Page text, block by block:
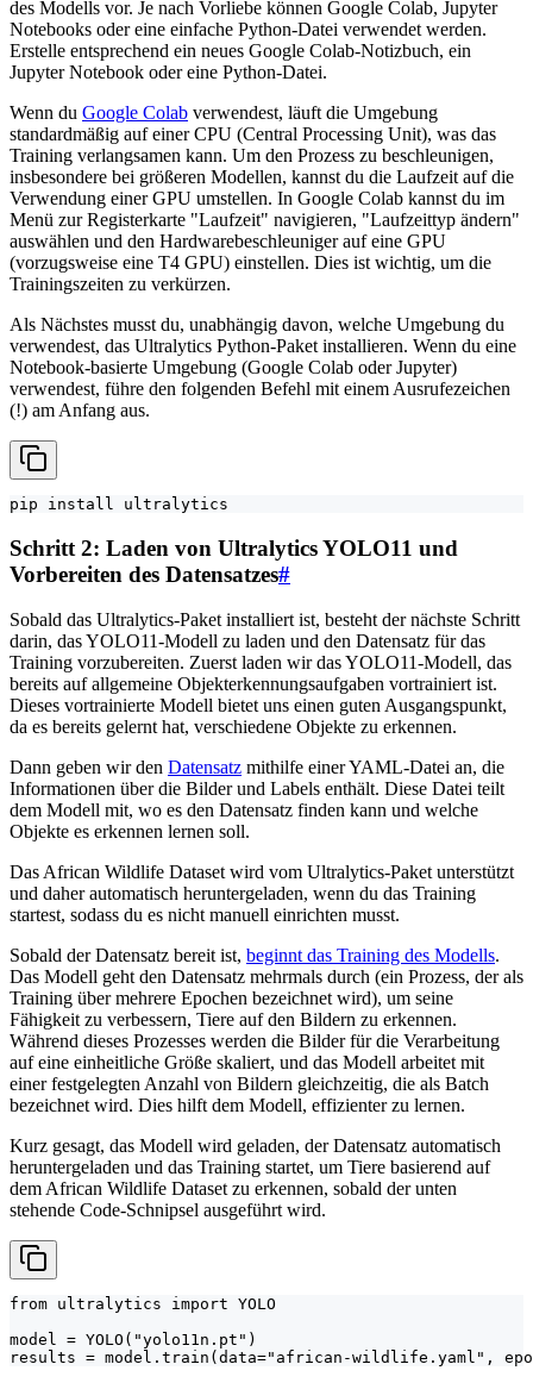
des Modells vor. Je nach Vorliebe können Google Colab, Jupyter
Notebooks oder eine einfache Python-Datei verwendet werden.
Erstelle entsprechend ein neues Google Colab-Notizbuch, ein
Jupyter Notebook oder eine Python-Datei.
Wenn du Google Colab verwendest, läuft die Umgebung
standardmäßig auf einer CPU (Central Processing Unit), was das
Training verlangsamen kann. Um den Prozess zu beschleunigen,
insbesondere bei größeren Modellen, kannst du die Laufzeit auf die
Verwendung einer GPU umstellen. In Google Colab kannst du im
Menü zur Registerkarte "Laufzeit" navigieren, "Laufzeittyp ändern"
auswählen und den Hardwarebeschleuniger auf eine GPU
(vorzugsweise eine T4 GPU) einstellen. Dies ist wichtig, um die
Trainingszeiten zu verkürzen.
Als Nächstes musst du, unabhängig davon, welche Umgebung du
verwendest, das Ultralytics Python-Paket installieren. Wenn du eine
Notebook-basierte Umgebung (Google Colab oder Jupyter)
verwendest, führe den folgenden Befehl mit einem Ausrufezeichen
(!) am Anfang aus.
pip install ultralytics
Schritt 2: Laden von Ultralytics YOLO11 und
Vorbereiten des Datensatzes#
Sobald das Ultralytics-Paket installiert ist, besteht der nächste Schritt
darin, das YOLO11-Modell zu laden und den Datensatz für das
Training vorzubereiten. Zuerst laden wir das YOLO11-Modell, das
bereits auf allgemeine Objekterkennungsaufgaben vortrainiert ist.
Dieses vortrainierte Modell bietet uns einen guten Ausgangspunkt,
da es bereits gelernt hat, verschiedene Objekte zu erkennen.
Dann geben wir den Datensatz mithilfe einer YAML-Datei an, die
Informationen über die Bilder und Labels enthält. Diese Datei teilt
dem Modell mit, wo es den Datensatz finden kann und welche
Objekte es erkennen lernen soll.
Das African Wildlife Dataset wird vom Ultralytics-Paket unterstützt
und daher automatisch heruntergeladen, wenn du das Training
startest, sodass du es nicht manuell einrichten musst.
Sobald der Datensatz bereit ist, beginnt das Training des Modells.
Das Modell geht den Datensatz mehrmals durch (ein Prozess, der als
Training über mehrere Epochen bezeichnet wird), um seine
Fähigkeit zu verbessern, Tiere auf den Bildern zu erkennen.
Während dieses Prozesses werden die Bilder für die Verarbeitung
auf eine einheitliche Größe skaliert, und das Modell arbeitet mit
einer festgelegten Anzahl von Bildern gleichzeitig, die als Batch
bezeichnet wird. Dies hilft dem Modell, effizienter zu lernen.
Kurz gesagt, das Modell wird geladen, der Datensatz automatisch
heruntergeladen und das Training startet, um Tiere basierend auf
dem African Wildlife Dataset zu erkennen, sobald der unten
stehende Code-Schnipsel ausgeführt wird.
from ultralytics import YOLO
model = YOLO("yolo11n.pt")
results = model.train(data="african-wildlife.yaml",